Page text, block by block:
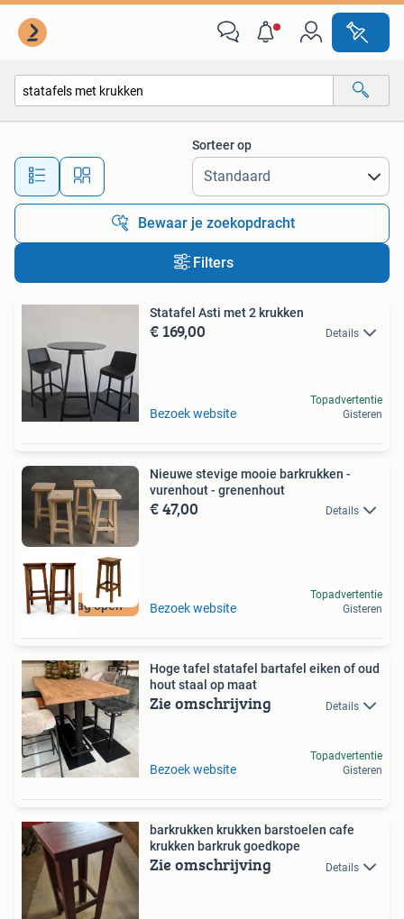
Alle afstanden…
Sorteer op
Bewaar je zoekopdracht
Filters
Statafel Asti met 2 krukken
€ 169,00 Details
Bezoek website
Topadvertentie
Gisteren
Zaterdag open
Nieuwe stevige mooie barkrukken -
vurenhout - grenenhout
€ 47,00 Details
Bezoek website
Topadvertentie
Gisteren
Hoge tafel statafel bartafel eiken of oud
hout staal op maat
Zie omschrijving Details
Bezoek website
Topadvertentie
Gisteren
barkrukken krukken barstoelen cafe
krukken barkruk goedkope
Zie omschrijving Details